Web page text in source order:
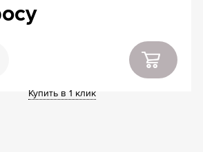
Купить в 1 клик